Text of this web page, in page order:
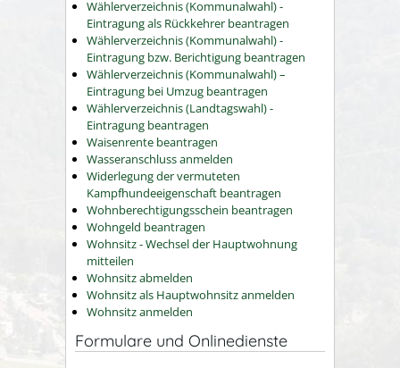
Wählerverzeichnis (Kommunalwahl) -
Eintragung als Rückkehrer beantragen
Wählerverzeichnis (Kommunalwahl) -
Eintragung bzw. Berichtigung beantragen
Wählerverzeichnis (Kommunalwahl) –
Eintragung bei Umzug beantragen
Wählerverzeichnis (Landtagswahl) -
Eintragung beantragen
Waisenrente beantragen
Wasseranschluss anmelden
Widerlegung der vermuteten
Kampfhundeeigenschaft beantragen
Wohnberechtigungsschein beantragen
Wohngeld beantragen
Wohnsitz - Wechsel der Hauptwohnung
mitteilen
Wohnsitz abmelden
Wohnsitz als Hauptwohnsitz anmelden
Wohnsitz anmelden
Formulare und Onlinedienste